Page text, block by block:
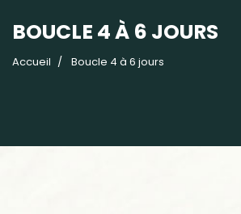
BOUCLE 4 À 6 JOURS
Accueil Boucle 4 à 6 jours